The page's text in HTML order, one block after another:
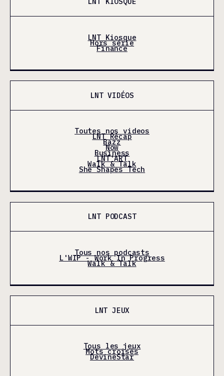
LNT Kiosque
Hors série
Finance
LNT VIDÉOS
Toutes nos videos
LNT Récap
Bazz
Now
Business
LNT'ART
Walk & Talk
She Shapes Tech
LNT PODCAST
Tous nos podcasts
L'WIP - Work In Progress
Walk & Talk
LNT JEUX
Tous les jeux
Mots croisés
DevineStar